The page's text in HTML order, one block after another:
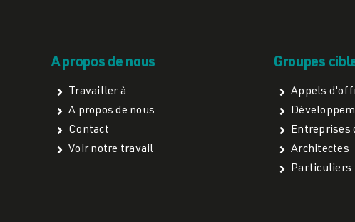
A propos de nous
Travailler à
A propos de nous
Contact
Voir notre travail
Groupes
Appels
Entreprises
Architectes
Particuliers